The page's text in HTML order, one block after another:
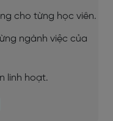
cho từng học viên.
ngành việc của
linh hoạt.